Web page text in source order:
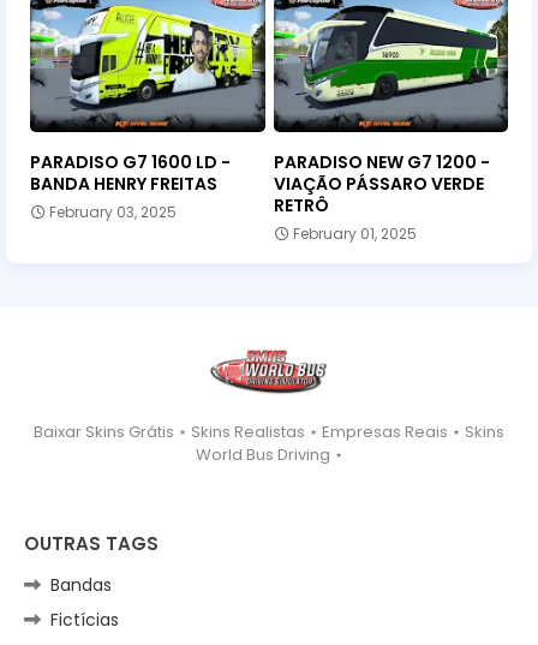
PARADISO G7 1600 LD -
BANDA HENRY FREITAS
February 03, 2025
PARADISO NEW G7 1200 -
VIAÇÃO PÁSSARO VERDE
RETRÔ
February 01, 2025
Baixar Skins Grátis ⋆ Skins Realistas ⋆ Empresas Reais ⋆ Skins
World Bus Driving ⋆
OUTRAS TAGS
Bandas
Fictícias